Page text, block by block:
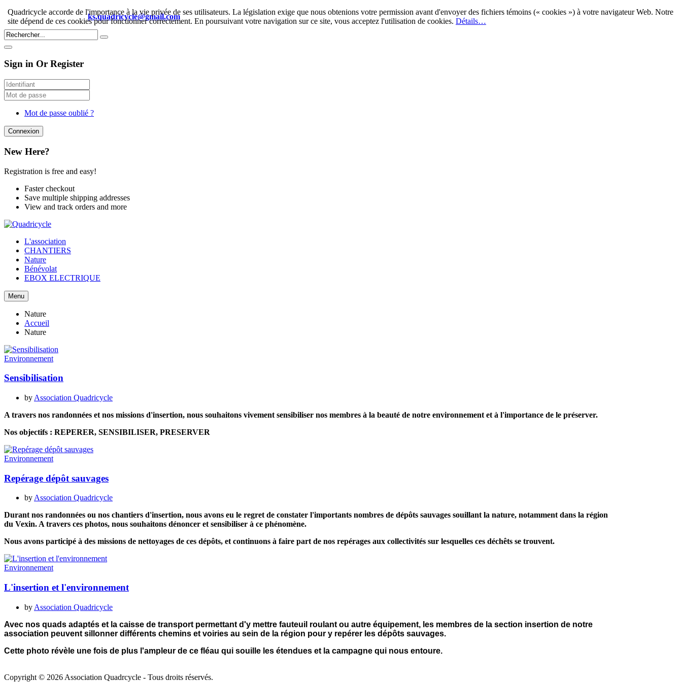
Tel : 06.69.58.95.95 / @ks.quadricycle@gmail.com
Sign in Or Register
Mot de passe oublié ?
Connexion
New Here?
Registration is free and easy!
Faster checkout
Save multiple shipping addresses
View and track orders and more
L'association
CHANTIERS
Nature
Bénévolat
EBOX ELECTRIQUE
Menu
Nature
Accueil
Nature
Environnement
Sensibilisation
by Association Quadricycle
A travers nos randonnées et nos missions d'insertion, nous souhaitons vivement sensibiliser nos membres à la beauté de notre environnement et à l'importance de le préserver.
Nos objectifs : REPERER, SENSIBILISER, PRESERVER
Environnement
Repérage dépôt sauvages
byAssociation Quadricycle
Durant nos randonnées ou nos chantiers d'insertion, nous avons eu le regret de constater l'importants nombres de dépôts sauvages souillant la nature, notamment dans la région
du Vexin. A travers ces photos, nous souhaitons dénoncer et sensibiliser à ce phénomène.
Nous avons participé à des missions de nettoyages de ces dépôts, et continuons à faire part de nos repérages aux collectivités sur lesquelles ces déchêts se trouvent.
Environnement
L'insertion et l'environnement
by Association Quadricycle
Avec nos quads adaptés et la caisse de transport permettant d'y mettre fauteuil roulant ou autre équipement, les membres de la section insertion de notre
association peuvent sillonner différents chemins et voiries au sein de la région pour y repérer les dépôts sauvages.
Cette photo révèle une fois de plus l'ampleur de ce fléau qui souille les étendues et la campagne qui nous entoure.
Copyright © 2026 Association Quadrcycle - Tous droits réservés.
Quadricycle accorde de l'importance à la vie privée de ses utilisateurs. La législation exige que nous obtenions votre permission avant d'envoyer des fichiers témoins (« cookies ») à votre navigateur Web. Notre
site dépend de ces cookies pour fonctionner correctement. En poursuivant votre navigation sur ce site, vous acceptez l'utilisation de cookies. Détails…